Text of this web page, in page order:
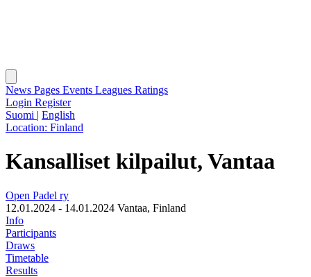
News Pages Events Leagues Ratings
Login Register
Suomi | English
Location: Finland
Kansalliset kilpailut, Vantaa
Open Padel ry
12.01.2024 - 14.01.2024 Vantaa, Finland
Info
Participants
Draws
Timetable
Results